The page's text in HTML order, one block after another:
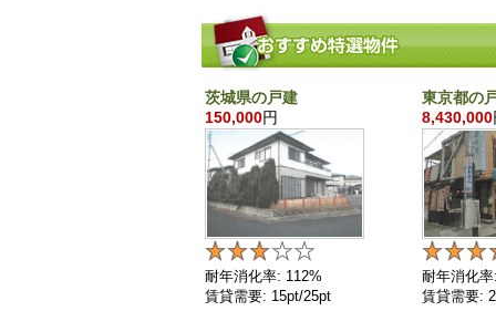
茨城県の戸建
150,000円
耐年消化率: 112%
賃貸需要: 15pt/25pt
東京都の
8,430,000
耐年消化
賃貸需要: